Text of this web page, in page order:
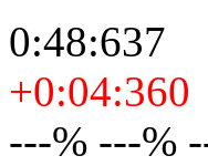
0:48:637
+0:04:360
---% ---%